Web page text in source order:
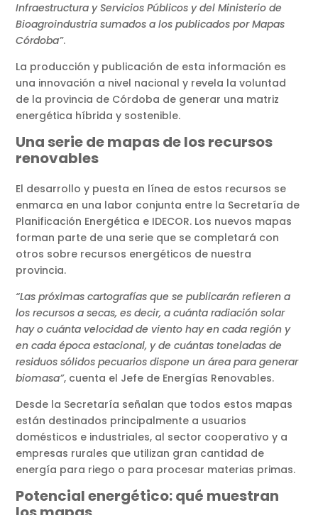
Infraestructura y Servicios Públicos y del Ministerio de
Bioagroindustria sumados a los publicados por Mapas
Córdoba”.
La producción y publicación de esta información es
una innovación a nivel nacional y revela la voluntad
de la provincia de Córdoba de generar una matriz
energética híbrida y sostenible.
Una serie de mapas de los recursos
renovables
El desarrollo y puesta en línea de estos recursos se
enmarca en una labor conjunta entre la Secretaría de
Planificación Energética e IDECOR. Los nuevos mapas
forman parte de una serie que se completará con
otros sobre recursos energéticos de nuestra
provincia.
“Las próximas cartografías que se publicarán refieren a
los recursos a secas, es decir, a cuánta radiación solar
hay o cuánta velocidad de viento hay en cada región y
en cada época estacional, y de cuántas toneladas de
residuos sólidos pecuarios dispone un área para generar
biomasa”, cuenta el Jefe de Energías Renovables.
Desde la Secretaría señalan que todos estos mapas
están destinados principalmente a usuarios
domésticos e industriales, al sector cooperativo y a
empresas rurales que utilizan gran cantidad de
energía para riego o para procesar materias primas.
Potencial energético: qué muestran